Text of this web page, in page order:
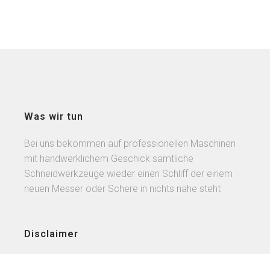
Was wir tun
Bei uns bekommen auf professionellen Maschinen
mit handwerklichem Geschick sämtliche
Schneidwerkzeuge wieder einen Schliff der einem
neuen Messer oder Schere in nichts nahe steht
Disclaimer